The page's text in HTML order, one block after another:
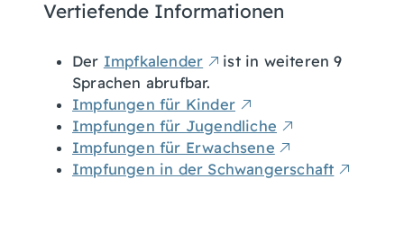
Vertiefende Informationen
Der Impfkalender
ist in weiteren 9
Sprachen abrufbar.
Impfungen für Kinder
Impfungen für Jugendliche
Impfungen für Erwachsene
Impfungen in der Schwangerschaft